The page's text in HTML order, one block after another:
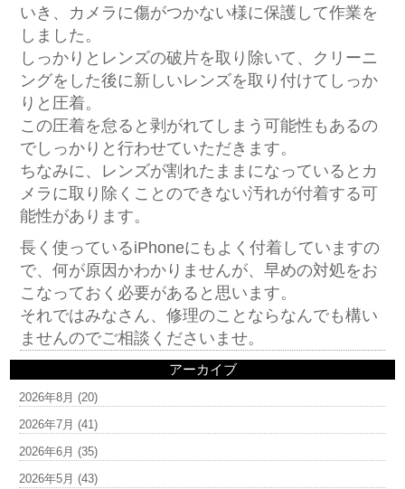
いき、カメラに傷がつかない様に保護して作業を
しました。
しっかりとレンズの破片を取り除いて、クリーニ
ングをした後に新しいレンズを取り付けてしっか
りと圧着。
この圧着を怠ると剥がれてしまう可能性もあるの
でしっかりと行わせていただきます。
ちなみに、レンズが割れたままになっているとカ
メラに取り除くことのできない汚れが付着する可
能性があります。
長く使っているiPhoneにもよく付着していますの
で、何が原因かわかりませんが、早めの対処をお
こなっておく必要があると思います。
それではみなさん、修理のことならなんでも構い
ませんのでご相談くださいませ。
アーカイブ
2026年8月 (20)
2026年7月 (41)
2026年6月 (35)
2026年5月 (43)